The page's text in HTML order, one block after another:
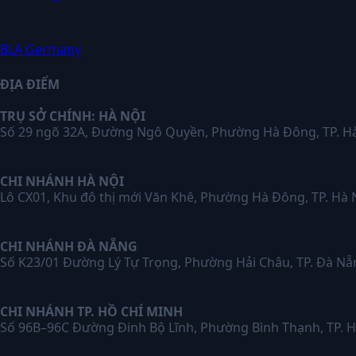
BLA Germany
ĐỊA ĐIỂM
TRỤ SỞ CHÍNH: HÀ NỘI
Số 29 ngõ 32A, Đường Ngô Quyền, Phường Hà Đông, TP.
CHI NHÁNH HÀ NỘI
Lô CX01, Khu đô thị mới Văn Khê, Phường Hà Đông, TP. Hà
CHI NHÁNH ĐÀ NẴNG
Số K23/01 Đường Lý Tự Trọng, Phường Hải Châu, TP. Đà
CHI NHÁNH TP. HỒ CHÍ MINH
Số 96B–96C Đường Đinh Bộ Lĩnh, Phường Bình Thạnh, TP.